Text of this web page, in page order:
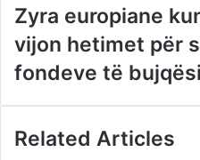
Zyra europiane
vijon hetimet për
fondeve të
Related Articles